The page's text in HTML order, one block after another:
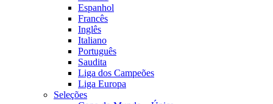
Espanhol
Francês
Inglês
Italiano
Português
Saudita
Liga dos Campeões
Liga Europa
Seleções